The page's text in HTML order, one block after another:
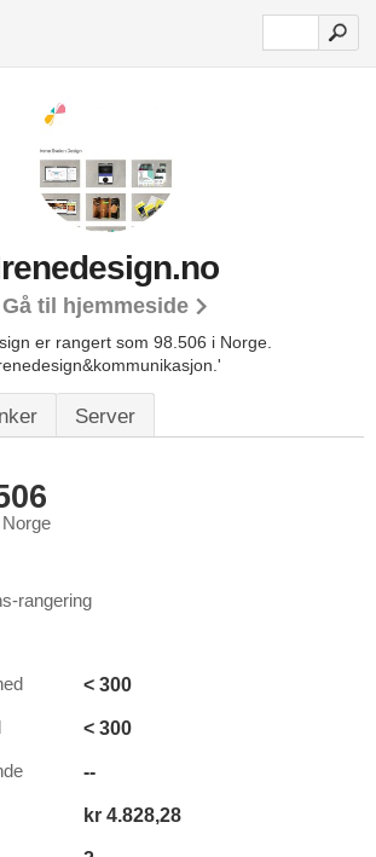
Gå til hjemmeside
er rangert som 98.506 i Norge.
Server
Norge
rangering
< 300
< 300
--
kr 4.828,28